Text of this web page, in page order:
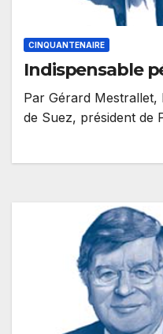
CINQUANTENAIRE
Indispensable
Par Gérard
de Suez, président de